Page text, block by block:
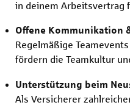
in deinem Arbeitsvertrag
Offene Kommunikation
Regelmäßige
fördern die Teamkultur
Unterstützung beim
Als Versicherer